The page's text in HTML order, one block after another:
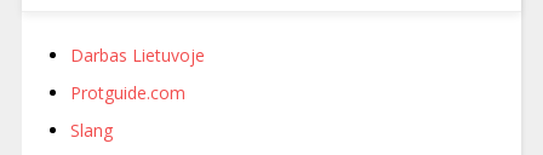
Darbas Lietuvoje
Protguide.com
Slang